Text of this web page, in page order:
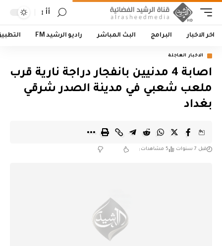
أأ
اخر الاخبار البرامج البث المباشر راديو الرشيد FM
الاخبار العاجلة
اصابة 4 مدنيين بانفجار دراجة نارية قرب
ملعب شعبي في مدينة الصدر شرقي
بغداد
قبل 7 سنوات 5 مشاهدات